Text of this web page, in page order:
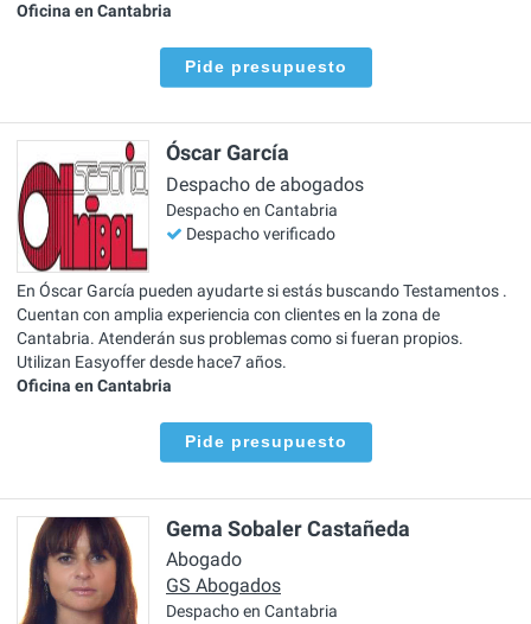
Oficina en Cantabria
Pide presupuesto
Óscar García
Despacho de abogados
Despacho en Cantabria
Despacho verificado
En Óscar García pueden ayudarte si estás buscando Testamentos .
Cuentan con amplia experiencia con clientes en la zona de
Cantabria. Atenderán sus problemas como si fueran propios.
Utilizan Easyoffer desde hace7 años.
Oficina en Cantabria
Pide presupuesto
Gema Sobaler Castañeda
Abogado
GS Abogados
Despacho en Cantabria